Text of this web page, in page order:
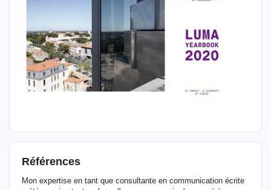
Références
Mon expertise en tant que consultante en communication écrite